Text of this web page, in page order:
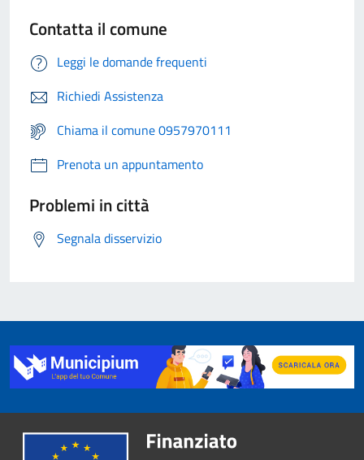
Contatta il comune
Leggi le domande frequenti
Richiedi Assistenza
Chiama il comune 0957970111
Prenota un appuntamento
Problemi in città
Segnala disservizio